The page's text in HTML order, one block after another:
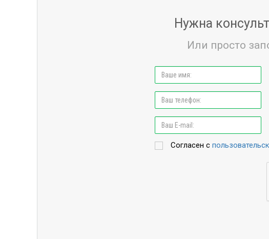
Нужна
Или просто
Согласен с